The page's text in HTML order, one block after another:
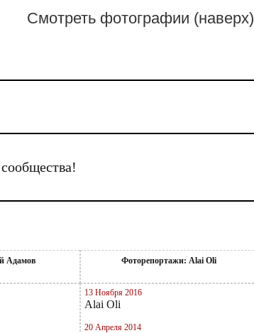
Cмотреть фотографии (наверх)
Адамов Фоторепортажи: Alai Oli
13 Ноября 2016
Alai Oli
20 Апреля 2014